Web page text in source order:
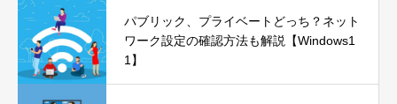
パブリック、プライベートどっち？ネット
ワーク設定の確認方法も解説【Windows1
1】